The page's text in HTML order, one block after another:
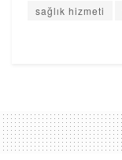
sağlık hizmeti